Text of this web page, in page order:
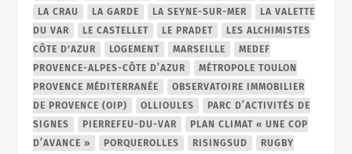
LA CRAU
LA GARDE LA SEYNE-SUR-MER
LA VALETTE
DU VAR
LE CASTELLET LE PRADET
LES ALCHIMISTES
CÔTE D'AZUR
LOGEMENT MARSEILLE
MEDEF
PROVENCE-ALPES-CÔTE D’AZUR
MÉTROPOLE TOULON
PROVENCE MÉDITERRANÉE
OBSERVATOIRE IMMOBILIER
DE PROVENCE (OIP)
OLLIOULES
PARC D’ACTIVITÉS DE
SIGNES
PIERREFEU-DU-VAR
PLAN CLIMAT « UNE COP
D’AVANCE »
PORQUEROLLES RISINGSUD
RUGBY